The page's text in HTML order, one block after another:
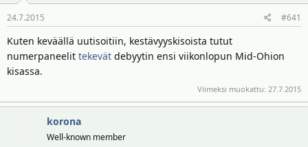
e
t
u
n
a
o
p
v
ä
ä
r
24.7.2015 #641
Kuten keväällä uutisoitiin, kestävyyskisoista tutut
numerpaneelit tekevät debyytin ensi viikonlopun Mid-Ohion
kisassa.
Viimeksi muokattu: 27.7.2015
korona
Well-known member